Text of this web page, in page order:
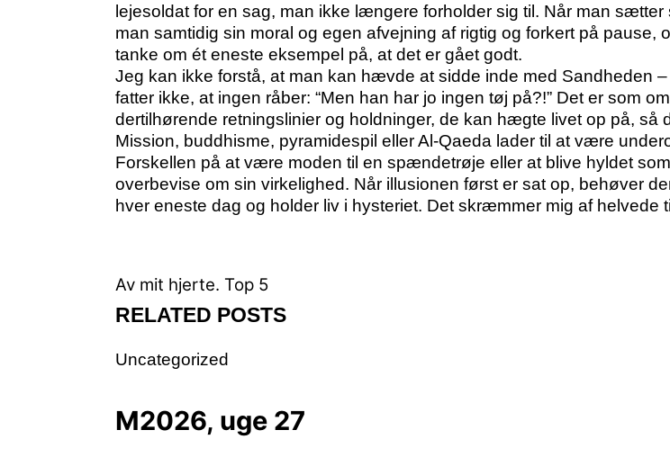
lejesoldat for en sag, man ikke længere forholder sig til. Når man
man samtidig sin moral og egen afvejning af rigtig og forkert på pause,
tanke om ét eneste eksempel på, at det er gået godt.
Jeg kan ikke forstå, at man kan hævde at sidde inde med Sandheden
fatter ikke, at ingen råber: “Men han har jo ingen tøj på?!” Det er som
dertilhørende retningslinier og holdninger, de kan hægte livet op på, så
Mission, buddhisme, pyramidespil eller Al-Qaeda lader til at være
Forskellen på at være moden til en spændetrøje eller at blive hyldet
overbevise om sin virkelighed. Når illusionen først er sat op, behøver
hver eneste dag og holder liv i hysteriet. Det skræmmer mig af helvede
Av mit hjerte. Top 5
RELATED POSTS
Uncategorized
M2026, uge 27